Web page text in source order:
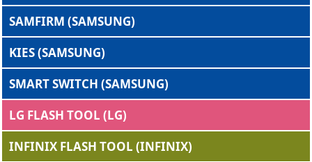
SAMFIRM (SAMSUNG)
KIES (SAMSUNG)
SMART SWITCH (SAMSUNG)
LG FLASH TOOL (LG)
INFINIX FLASH TOOL (INFINIX)